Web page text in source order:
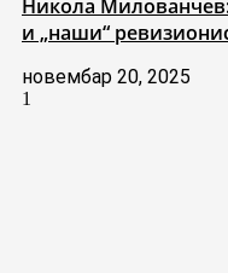
Никола Милованчев:
и „наши“
новембар 20, 2025